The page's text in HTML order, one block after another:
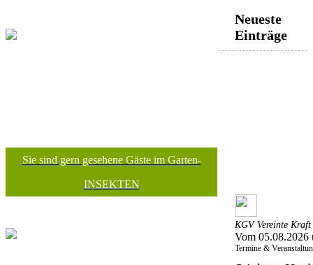
Sie sind gern gesehene Gäste im Garten-
INSEKTEN
Neueste
Einträge
KGV Vereinte Kraft
Vom 05.08.2026
Termine &